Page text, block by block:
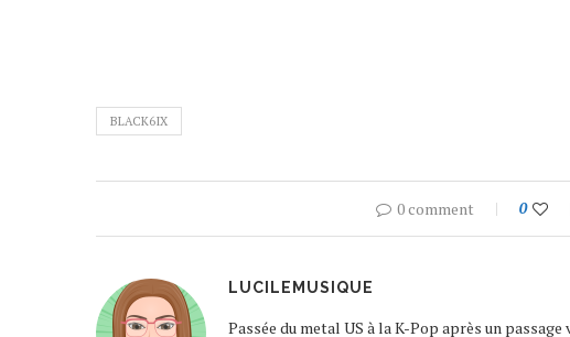
BLACK6IX
0 comment 0
LUCILEMUSIQUE
Passée du metal US à la K-Pop après un